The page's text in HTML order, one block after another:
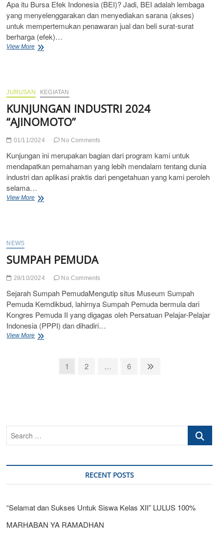
Apa itu Bursa Efek Indonesia (BEI)? Jadi, BEI adalah lembaga
yang menyelenggarakan dan menyediakan sarana (akses)
untuk mempertemukan penawaran jual dan beli surat-surat
berharga (efek)…
View MoreKUNJUNGANINDUSTRI
JURUSAN KEGIATAN
KUNJUNGAN INDUSTRI 2024
“AJINOMOTO”
01/11/2024 No Comments
Kunjungan ini merupakan bagian dari program kami untuk
mendapatkan pemahaman yang lebih mendalam tentang dunia
industri dan aplikasi praktis dari pengetahuan yang kami peroleh
selama…
View MoreKUNJUNGAN
NEWS
SUMPAH PEMUDA
28/10/2024 No Comments
Sejarah Sumpah PemudaMengutip situs Museum Sumpah
Pemuda Kemdikbud, lahirnya Sumpah Pemuda bermula dari
Kongres Pemuda II yang digagas oleh Persatuan Pelajar-Pelajar
Indonesia (PPPI) dan dihadiri…
View MoreSUMPAH
Page
1 Page
2 … Page
6
Next
Search
RECENT POSTS
“Selamat dan Sukses Untuk Siswa Kelas XII” LULUS 100%
MARHABAN YA RAMADHAN